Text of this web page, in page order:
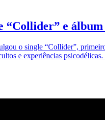
“Collider” e
o single “Collider”,
e experiências